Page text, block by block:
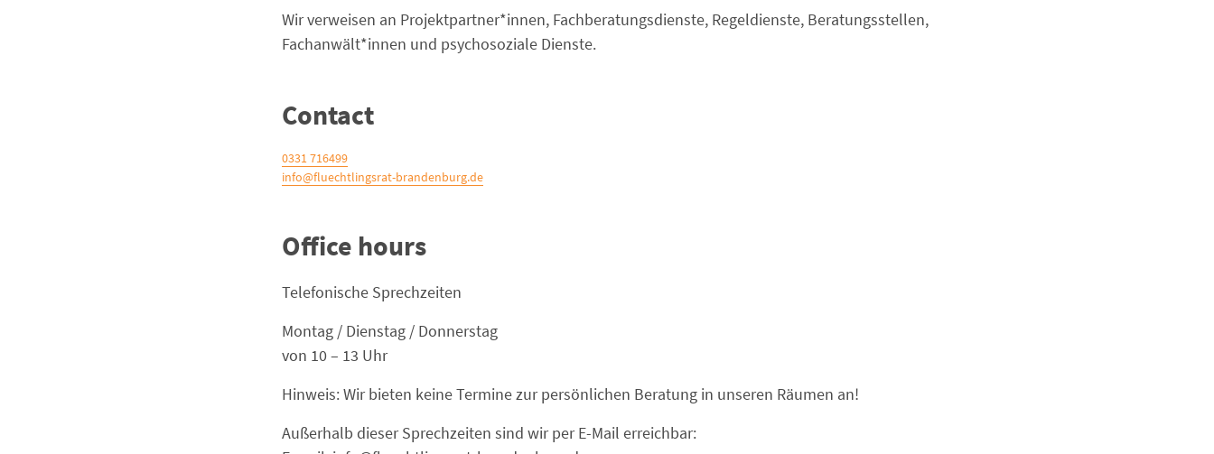
Wir verweisen an Projektpartner*innen, Fachberatungsdienste, Regeldienste, Beratungsstellen,
Fachanwält*innen und psychosoziale Dienste.
Contact
0331 716499
info@fluechtlingsrat-brandenburg.de
Office hours
Telefonische Sprechzeiten
Montag / Dienstag / Donnerstag
von 10 – 13 Uhr
Hinweis: Wir bieten keine Termine zur persönlichen Beratung in unseren Räumen an!
Außerhalb dieser Sprechzeiten sind wir per E-Mail erreichbar: